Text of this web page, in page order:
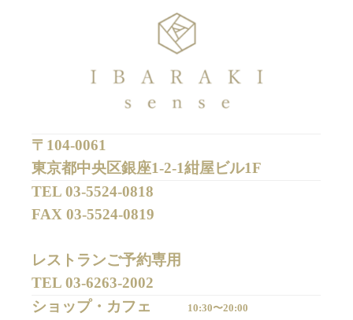
〒104-0061
東京都中央区銀座1-2-1紺屋ビル1F
TEL 03-5524-0818
FAX 03-5524-0819
レストランご予約専用
TEL 03-6263-2002
ショップ・カフェ
10:30〜20:00